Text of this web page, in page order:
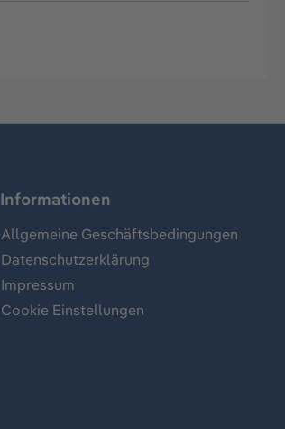
Informationen
Allgemeine Geschäftsbedingungen
Datenschutzerklärung
Impressum
Cookie Einstellungen